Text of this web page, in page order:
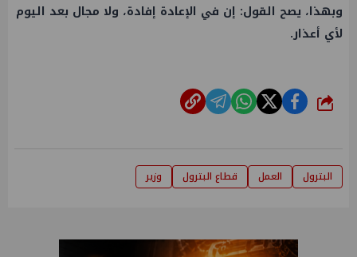
وبهذا، يصح القول: إن في الإعادة إفادة، ولا مجال بعد اليوم
لأي أعذار.
شارك
البترول العمل قطاع البترول وزير